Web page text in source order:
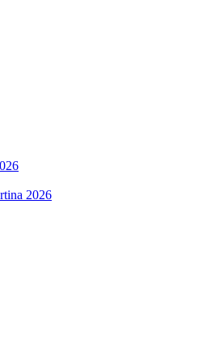
2026